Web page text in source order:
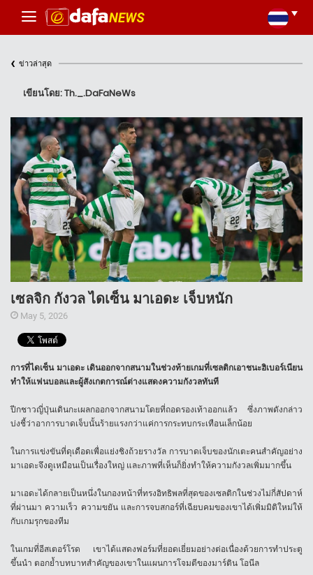
‹ ข่าวล่าสุด
เขียนโดย: Th._.DaFaNeWs
เซลจิก กังวล ไดเซ็น มาเอดะ เจ็บหนัก
May 5, 2026
การที่ไดเซ็น มาเอดะ เดินออกจากสนามในช่วงท้ายเกมที่เซลติกเอาชนะฮิเบอร์เนียน
ทำให้แฟนบอลและผู้สังเกตการณ์ต่างแสดงความกังวลทันที
ปีกชาวญี่ปุ่นเดินกะเผลกออกจากสนามโดยที่ถอดรองเท้าออกแล้ว ซึ่งภาพดังกล่าว
บ่งชี้ว่าอาการบาดเจ็บนั้นร้ายแรงกว่าแค่การกระทบกระเทือนเล็กน้อย
ในการแข่งขันที่ดุเดือดเพื่อแย่งชิงถ้วยรางวัล การบาดเจ็บของนักเตะคนสำคัญอย่าง
มาเอดะจึงดูเหมือนเป็นเรื่องใหญ่ และภาพที่เห็นก็ยิ่งทำให้ความกังวลเพิ่มมากขึ้น
มาเอดะได้กลายเป็นหนึ่งในกองหน้าที่ทรงอิทธิพลที่สุดของเซลติกในช่วงไม่กี่สัปดาห์
ที่ผ่านมา ความเร็ว ความขยัน และการจบสกอร์ที่เฉียบคมของเขาได้เพิ่มมิติใหม่ให้
กับเกมรุกของทีม
ในเกมที่อีสเตอร์โรด เขาได้แสดงฟอร์มที่ยอดเยี่ยมอย่างต่อเนื่องด้วยการทำประตู
ขึ้นนำ ตอกย้ำบทบาทสำคัญของเขาในแผนการโจมตีของมาร์ติน โอนีล